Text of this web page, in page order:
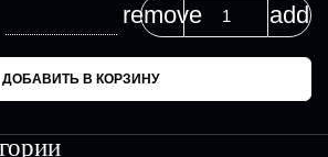
remove add
ДОБАВИТЬ В КОРЗИНУ